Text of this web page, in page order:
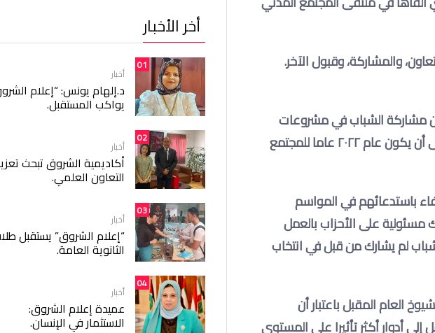
والمشاركة، وقبول الآخر.
مشاركة الشباب في مشروعات
ومبادرات التنمية تجعله يشعر بالارتباط بها، والحفاظ عليها. واردف قائلا: دعا الرئيس عبد الفتاح السيسي إلى أن يكون عام ٢٠٢٢ عاما للمجتمع
باستدعائهم في المواسم
على الأحزاب بالعمل
لم يشارك من قبل في انتخاب
العام المقبل باعتبار أن
أدوار أكثر تأثيرا على المستوى
أخر الأخبار
01
أخبار
د.إلهام يونس: “إعلام
يواكب المستقبل.
02
أخبار
أكاديمية الشروق تبحث
التعاون العلمي.
03
أخبار
“إعلام الشروق” يستقبل
الثانوية العامة.
04
أخبار
عميدة إعلام الشروق:
الاستثمار في الإنسان.